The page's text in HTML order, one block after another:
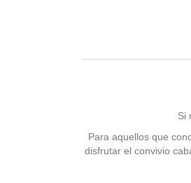
Si
Para aquellos que
disfrutar el convivio